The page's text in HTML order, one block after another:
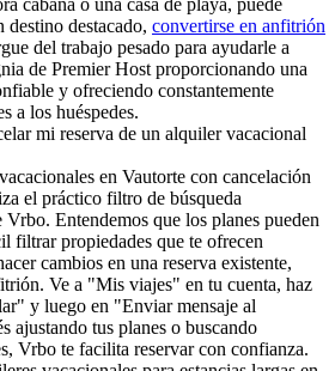
destino destacado, convertirse en anfitrión
del trabajo pesado para ayudarle a
de Premier Host proporcionando una
y ofreciendo constantemente
a los huéspedes.
mi reserva de un alquiler vacacional
en Vautorte con cancelación
el práctico filtro de búsqueda
Entendemos que los planes pueden
filtrar propiedades que te ofrecen
cambios en una reserva existente,
Ve a "Mis viajes" en tu cuenta, haz
y luego en "Enviar mensaje al
ajustando tus planes o buscando
Vrbo te facilita reservar con confianza.